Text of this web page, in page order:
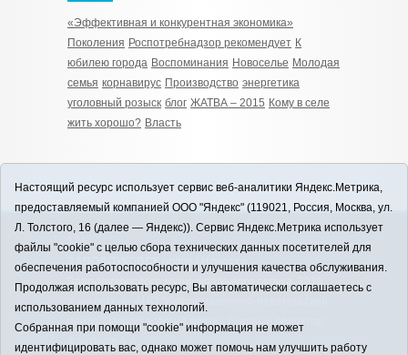
«Эффективная и конкурентная экономика»
Поколения Роспотребнадзор рекомендует К
юбилею города Воспоминания Новоселье Молодая
семья корнавирус Производство энергетика
уголовный розыск блог ЖАТВА – 2015 Кому в селе
жить хорошо? Власть
12+
ЗАВОДОУКОВСК online / Новости
Заводоуковского муниципального округа, 2026
Учредитель: АНО "Информационно-издательский
центр "Заводоуковские вести". Главный редактор:
Настоящий ресурс использует сервис веб-аналитики Яндекс.Метрика,
предоставляемый компанией ООО "Яндекс" (119021, Россия, Москва, ул.
Л. Толстого, 16 (далее — Яндекс)). Сервис Яндекс.Метрика использует
файлы "cookie" с целью сбора технических данных посетителей для
обеспечения работоспособности и улучшения качества обслуживания.
Продолжая использовать ресурс, Вы автоматически соглашаетесь с
использованием данных технологий.
Собранная при помощи "cookie" информация не может
идентифицировать вас, однако может помочь нам улучшить работу